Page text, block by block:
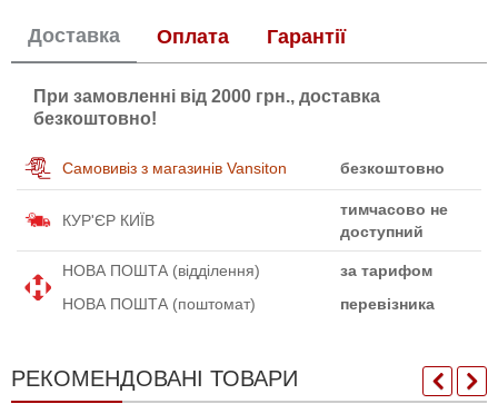
Доставка Оплата Гарантії
При замовленні від 2000 грн., доставка
безкоштовно!
Самовивіз з магазинів Vansiton безкоштовно
КУР'ЄР КИЇВ
тимчасово не
доступний
НОВА ПОШТА (відділення)
за тарифом
НОВА ПОШТА (поштомат)
перевізника
РЕКОМЕНДОВАНІ ТОВАРИ